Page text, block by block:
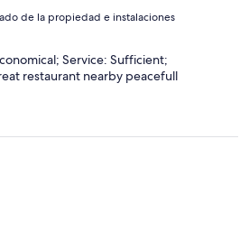
de la propiedad e instalaciones
Service: Sufficient;
restaurant nearby peacefull